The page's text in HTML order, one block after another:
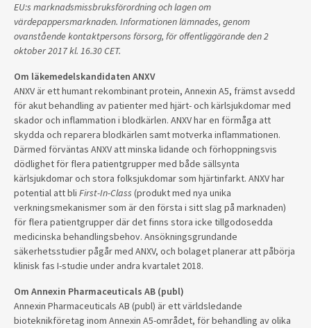
EU:s marknadsmissbruksförordning och lagen om
värdepappersmarknaden. Informationen lämnades, genom
ovanstående kontaktpersons försorg, för offentliggörande den 2
oktober 2017 kl. 16.30 CET.
Om läkemedelskandidaten ANXV
ANXV är ett humant rekombinant protein, Annexin A5, främst avsedd
för akut behandling av patienter med hjärt- och kärlsjukdomar med
skador och inflammation i blodkärlen. ANXV har en förmåga att
skydda och reparera blodkärlen samt motverka inflammationen.
Därmed förväntas ANXV att minska lidande och förhoppningsvis
dödlighet för flera patientgrupper med både sällsynta
kärlsjukdomar och stora folksjukdomar som hjärtinfarkt. ANXV har
potential att bli First-In-Class (produkt med nya unika
verkningsmekanismer som är den första i sitt slag på marknaden)
för flera patientgrupper där det finns stora icke tillgodosedda
medicinska behandlingsbehov. Ansökningsgrundande
säkerhetsstudier pågår med ANXV, och bolaget planerar att påbörja
klinisk fas I-studie under andra kvartalet 2018.
Om Annexin Pharmaceuticals AB (publ)
Annexin Pharmaceuticals AB (publ) är ett världsledande
bioteknikföretag inom Annexin A5-området, för behandling av olika